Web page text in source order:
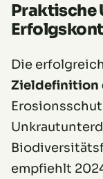
Praktische
Die
Zieldefinition
empfiehlt